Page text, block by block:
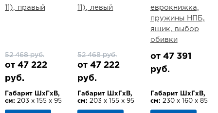
11), правый
52 468 руб.
от 47 222
руб.
Габарит ШхГхВ,
см: 203 х 155 х 95
11), левый
52 468 руб.
от 47 222
руб.
Габарит ШхГхВ,
см: 203 х 155 х 95
еврокнижка,
пружины НПБ,
ящик, выбор
обивки
от 47 391
руб.
Габарит ШхГхВ,
см: 230 х 160 х 85